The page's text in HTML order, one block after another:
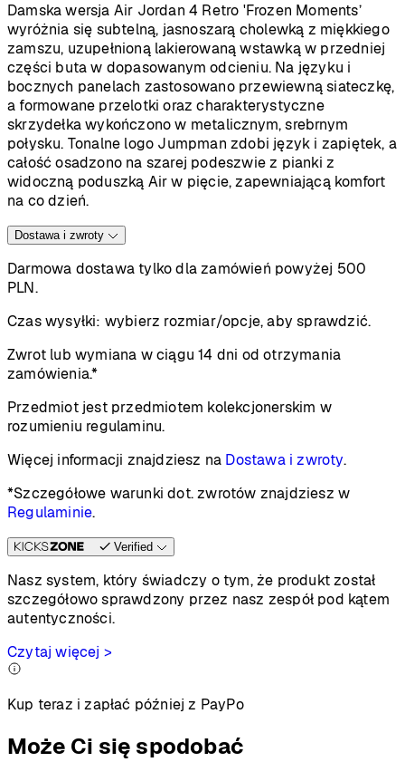
Damska wersja Air Jordan 4 Retro 'Frozen Moments’
wyróżnia się subtelną, jasnoszarą cholewką z miękkiego
zamszu, uzupełnioną lakierowaną wstawką w przedniej
części buta w dopasowanym odcieniu. Na języku i
bocznych panelach zastosowano przewiewną siateczkę,
a formowane przelotki oraz charakterystyczne
skrzydełka wykończono w metalicznym, srebrnym
połysku. Tonalne logo Jumpman zdobi język i zapiętek, a
całość osadzono na szarej podeszwie z pianki z
widoczną poduszką Air w pięcie, zapewniającą komfort
na co dzień.
Dostawa i zwroty
Darmowa dostawa tylko dla zamówień powyżej 500
PLN.
Czas wysyłki: wybierz rozmiar/opcje, aby sprawdzić.
Zwrot lub wymiana w ciągu 14 dni od otrzymania
zamówienia.*
Przedmiot jest przedmiotem kolekcjonerskim w
rozumieniu regulaminu.
Więcej informacji znajdziesz na Dostawa i zwroty.
*Szczegółowe warunki dot. zwrotów znajdziesz w
Regulaminie.
Verified
Nasz system, który świadczy o tym, że produkt został
szczegółowo sprawdzony przez nasz zespół pod kątem
autentyczności.
Czytaj więcej >
Kup teraz i zapłać później z PayPo
Może Ci się spodobać